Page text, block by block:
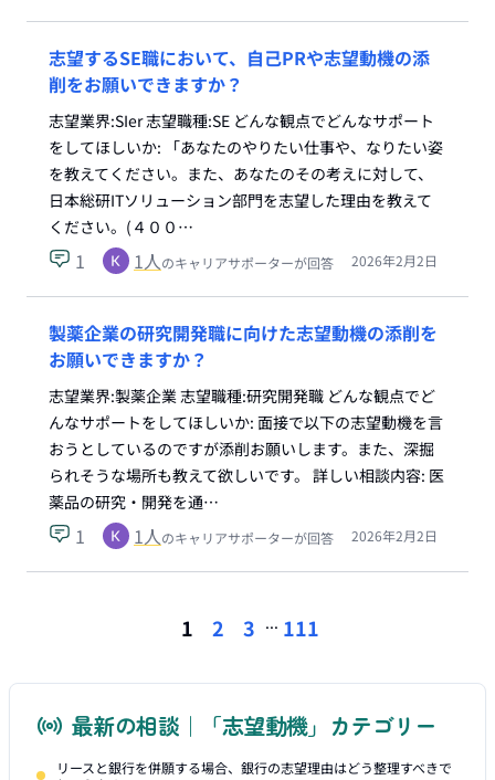
志望するSE職において、自己PRや志望動機の添
削をお願いできますか？
志望業界:SIer 志望職種:SE どんな観点でどんなサポート
をしてほしいか: 「あなたのやりたい仕事や、なりたい姿
を教えてください。また、あなたのその考えに対して、
日本総研ITソリューション部門を志望した理由を教えて
ください。(４００…
1 1人のキャリアサポーターが回答 2026年2月2日
製薬企業の研究開発職に向けた志望動機の添削を
お願いできますか？
志望業界:製薬企業 志望職種:研究開発職 どんな観点でど
んなサポートをしてほしいか: 面接で以下の志望動機を言
おうとしているのですが添削お願いします。また、深掘
られそうな場所も教えて欲しいです。 詳しい相談内容: 医
薬品の研究・開発を通…
1 1人のキャリアサポーターが回答 2026年2月2日
1 2 3 ... 111
最新の相談｜「志望動機」カテゴリー
リースと銀行を併願する場合、銀行の志望理由はどう整理すべきで